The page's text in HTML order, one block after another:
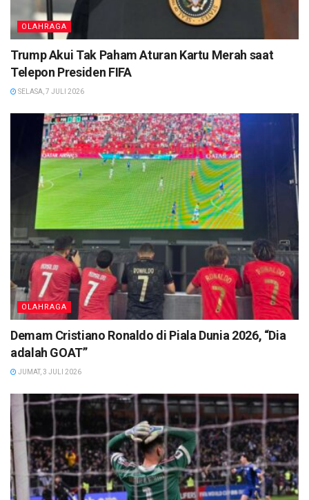
OLAHRAGA
Trump Akui Tak Paham Aturan Kartu Merah saat
Telepon Presiden FIFA
SELASA, 7 JULI 2026
OLAHRAGA
Demam Cristiano Ronaldo di Piala Dunia 2026, “Dia
adalah GOAT”
JUMAT, 3 JULI 2026